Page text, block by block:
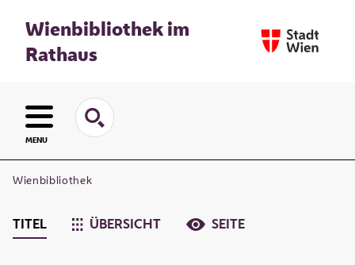
Wienbibliothek im
Rathaus
MENU
Wienbibliothek
TITEL ÜBERSICHT SEITE